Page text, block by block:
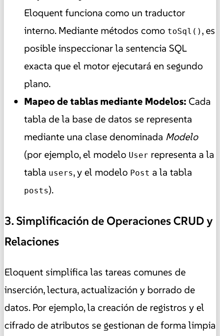
Eloquent funciona como un traductor
interno. Mediante métodos como toSql() , es
posible inspeccionar la sentencia SQL
exacta que el motor ejecutará en segundo
plano.
Mapeo de tablas mediante Modelos: Cada
tabla de la base de datos se representa
mediante una clase denominada Modelo
(por ejemplo, el modelo User representa a la
tabla users, y el modelo Post a la tabla
posts).
3. Simplificación de Operaciones CRUD y
Relaciones
Eloquent simplifica las tareas comunes de
inserción, lectura, actualización y borrado de
datos. Por ejemplo, la creación de registros y el
cifrado de atributos se gestionan de forma limpia